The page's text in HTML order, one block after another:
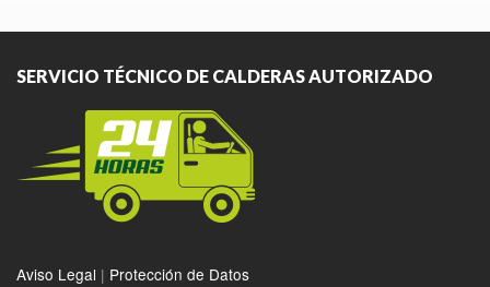
SERVICIO TÉCNICO DE CALDERAS AUTORIZADO
Aviso Legal | Protección de Datos